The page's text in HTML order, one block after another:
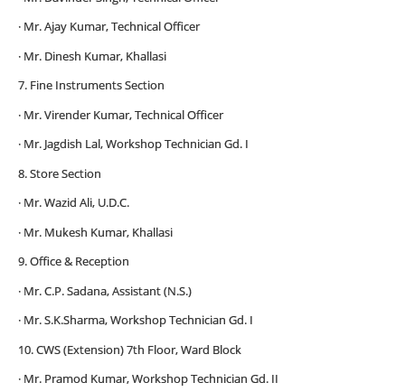
· Mr. Ajay Kumar, Technical Officer
· Mr. Dinesh Kumar, Khallasi
7. Fine Instruments Section
· Mr. Virender Kumar, Technical Officer
· Mr. Jagdish Lal, Workshop Technician Gd. I
8. Store Section
· Mr. Wazid Ali, U.D.C.
· Mr. Mukesh Kumar, Khallasi
9. Office & Reception
· Mr. C.P. Sadana, Assistant (N.S.)
· Mr. S.K.Sharma, Workshop Technician Gd. I
10. CWS (Extension) 7th Floor, Ward Block
· Mr. Pramod Kumar, Workshop Technician Gd. II